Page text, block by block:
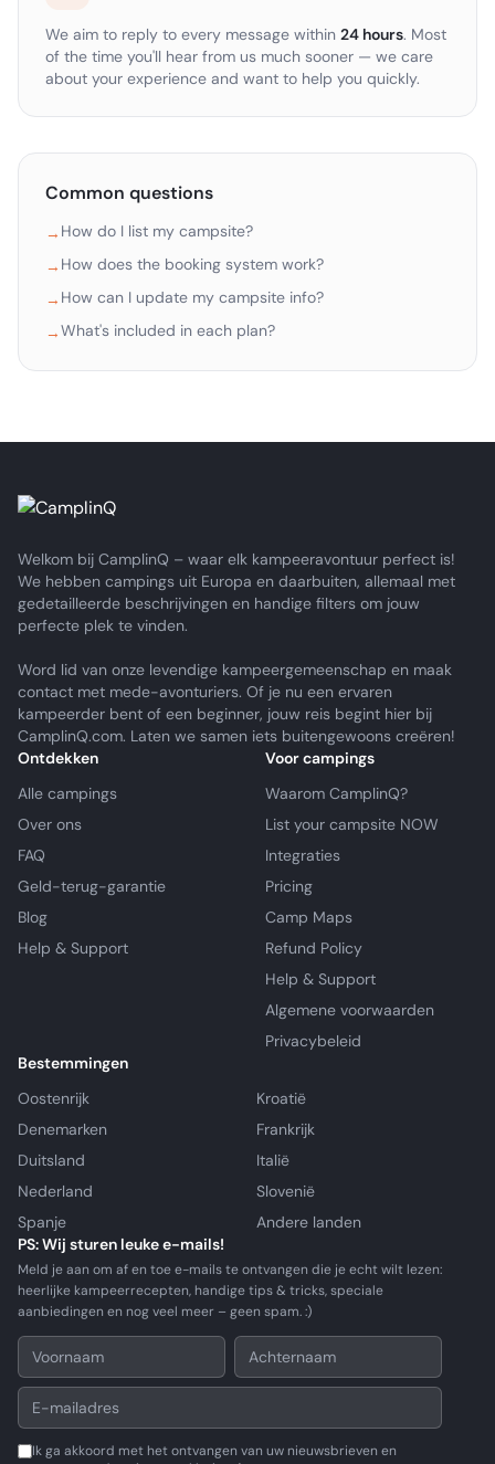
We aim to reply to every message within 24 hours. Most
of the time you'll hear from us much sooner — we care
about your experience and want to help you quickly.
Common questions
→ How do I list my campsite?
→ How does the booking system work?
→ How can I update my campsite info?
→What's included in each plan?
Welkom bij CamplinQ – waar elk kampeeravontuur perfect is!
We hebben campings uit Europa en daarbuiten, allemaal met
gedetailleerde beschrijvingen en handige filters om jouw
perfecte plek te vinden.
Word lid van onze levendige kampeergemeenschap en maak
contact met mede-avonturiers. Of je nu een ervaren
kampeerder bent of een beginner, jouw reis begint hier bij
CamplinQ.com. Laten we samen iets buitengewoons creëren!
Ontdekken
Alle campings
Over ons
FAQ
Geld-terug-garantie
Blog
Help & Support
Voor campings
Waarom CamplinQ?
List your campsite NOW
Integraties
Pricing
Camp Maps
Refund Policy
Help & Support
Algemene voorwaarden
Privacybeleid
Bestemmingen
Oostenrijk
Kroatië
Denemarken
Frankrijk
Duitsland
Italië
Nederland
Slovenië
Spanje
Andere landen
PS: Wij sturen leuke e-mails!
Meld je aan om af en toe e-mails te ontvangen die je echt wilt lezen:
heerlijke kampeerrecepten, handige tips & tricks, speciale
aanbiedingen en nog veel meer – geen spam. :)
Ik ga akkoord met het ontvangen van uw nieuwsbrieven en